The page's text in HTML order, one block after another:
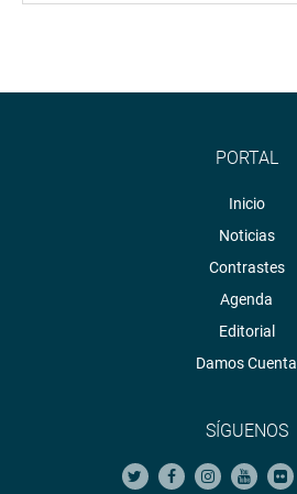
PORTAL
Inicio
Noticias
Contrastes
Agenda
Editorial
Damos Cuenta
SÍGUENOS